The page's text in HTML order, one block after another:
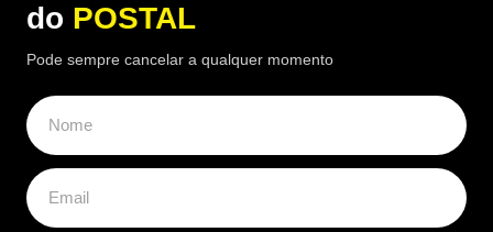
do POSTAL
Pode sempre cancelar a qualquer momento